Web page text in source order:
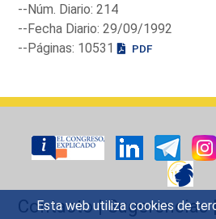
Esta web utiliza cookies de
--Núm. Diario: 214
--Fecha Diario: 29/09/1992
--Páginas: 10531
PDF
Contacto|Sugerencias